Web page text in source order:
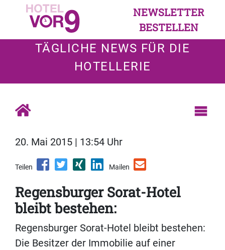
NEWSLETTER
BESTELLEN
TÄGLICHE NEWS FÜR DIE
HOTELLERIE
20. Mai 2015 | 13:54 Uhr
Teilen Mailen
Regensburger Sorat-Hotel
bleibt bestehen:
Regensburger Sorat-Hotel bleibt bestehen:
Die Besitzer der Immobilie auf einer